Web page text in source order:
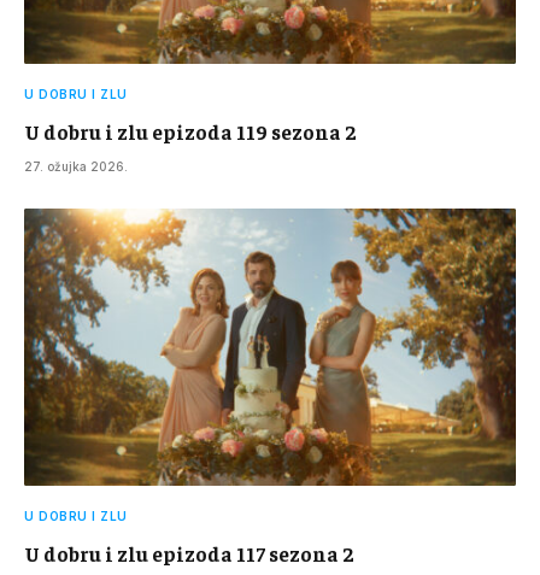
U DOBRU I ZLU
U dobru i zlu epizoda 119 sezona 2
27. ožujka 2026.
U DOBRU I ZLU
U dobru i zlu epizoda 117 sezona 2